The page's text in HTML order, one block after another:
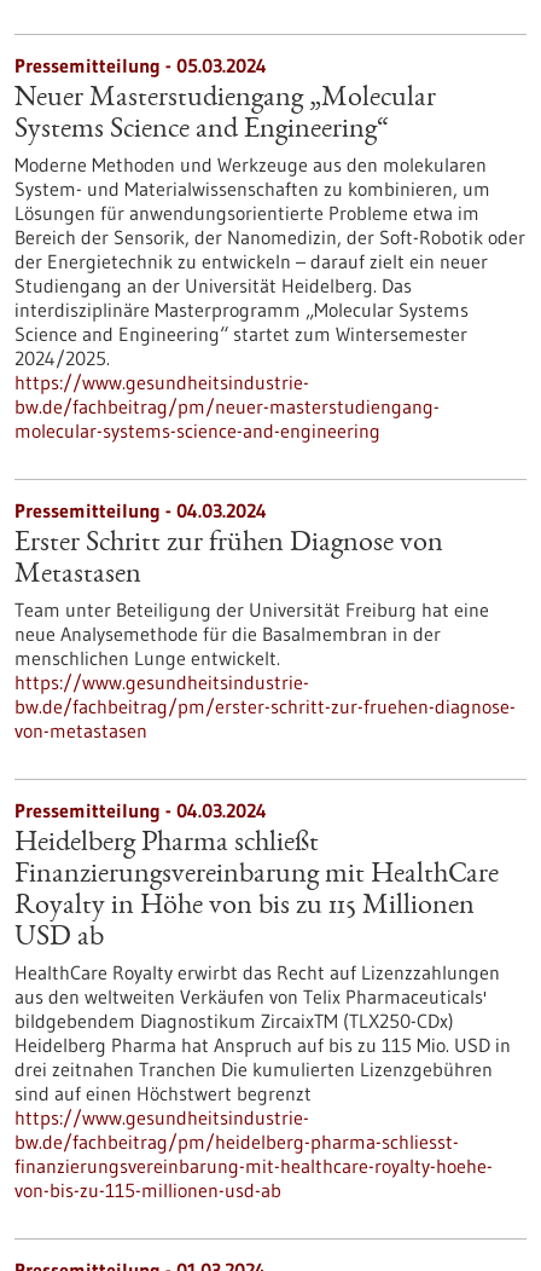
Pressemitteilung - 05.03.2024
Neuer Masterstudiengang „Molecular
Systems Science and Engineering“
Moderne Methoden und Werkzeuge aus den molekularen
System- und Materialwissenschaften zu kombinieren, um
Lösungen für anwendungsorientierte Probleme etwa im
Bereich der Sensorik, der Nanomedizin, der Soft-Robotik oder
der Energietechnik zu entwickeln – darauf zielt ein neuer
Studiengang an der Universität Heidelberg. Das
interdisziplinäre Masterprogramm „Molecular Systems
Science and Engineering“ startet zum Wintersemester
2024/2025.
https://www.gesundheitsindustrie-
bw.de/fachbeitrag/pm/neuer-masterstudiengang-
molecular-systems-science-and-engineering
Pressemitteilung - 04.03.2024
Erster Schritt zur frühen Diagnose von
Metastasen
Team unter Beteiligung der Universität Freiburg hat eine
neue Analysemethode für die Basalmembran in der
menschlichen Lunge entwickelt.
https://www.gesundheitsindustrie-
bw.de/fachbeitrag/pm/erster-schritt-zur-fruehen-diagnose-
von-metastasen
Pressemitteilung - 04.03.2024
Heidelberg Pharma schließt
Finanzierungsvereinbarung mit HealthCare
Royalty in Höhe von bis zu 115 Millionen
USD ab
HealthCare Royalty erwirbt das Recht auf Lizenzzahlungen
aus den weltweiten Verkäufen von Telix Pharmaceuticals'
bildgebendem Diagnostikum ZircaixTM (TLX250-CDx)
Heidelberg Pharma hat Anspruch auf bis zu 115 Mio. USD in
drei zeitnahen Tranchen Die kumulierten Lizenzgebühren
sind auf einen Höchstwert begrenzt
https://www.gesundheitsindustrie-
bw.de/fachbeitrag/pm/heidelberg-pharma-schliesst-
finanzierungsvereinbarung-mit-healthcare-royalty-hoehe-
von-bis-zu-115-millionen-usd-ab